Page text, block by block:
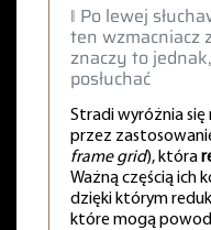
‖ Po lewej
ten wzmacniacz
znaczy to
posłuchać
Stradi wyróżnia
przez
frame grid), która
Ważną częścią ich
dzięki którym
które mogą